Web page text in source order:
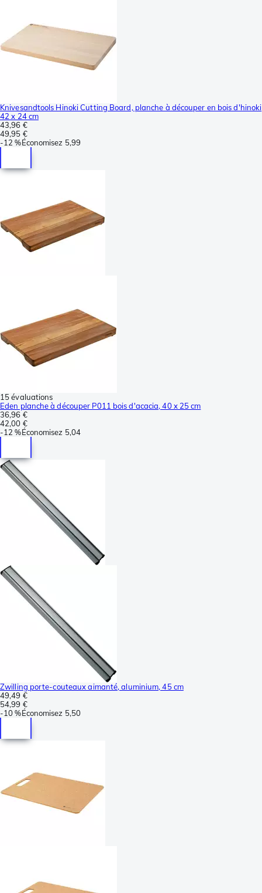
Knivesandtools Hinoki Cutting Board, planche à découper en bois d'hinoki
42 x 24 cm
43,96 €
49,95 €
-12 %Économisez 5,99
15 évaluations
Eden planche à découper P011 bois d'acacia, 40 x 25 cm
36,96 €
42,00 €
-12 %Économisez 5,04
Zwilling porte-couteaux aimanté, aluminium, 45 cm
49,49 €
54,99 €
-10 %Économisez 5,50